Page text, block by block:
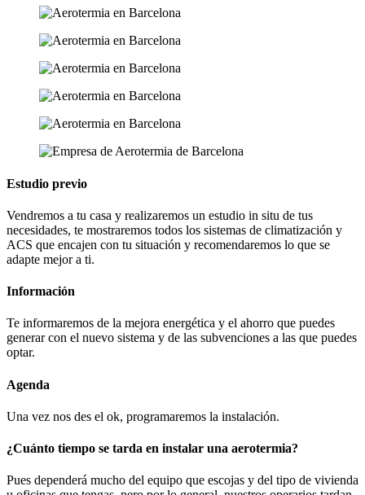
Estudio previo
Vendremos a tu casa y realizaremos un estudio in situ de tus
necesidades, te mostraremos todos los sistemas de climatización y
ACS que encajen con tu situación y recomendaremos lo que se
adapte mejor a ti.
Información
Te informaremos de la mejora energética y el ahorro que puedes
generar con el nuevo sistema y de las subvenciones a las que puedes
optar.
Agenda
Una vez nos des el ok, programaremos la instalación.
¿Cuánto tiempo se tarda en instalar una aerotermia?
Pues dependerá mucho del equipo que escojas y del tipo de vivienda